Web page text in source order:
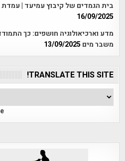
בית הגמדים של קיבוץ עמיעד |
16/09/2025
מדע וארכיאולוגיה חושפים: כך
משבר מים 13/09/2025
TRANSLATE THIS SITE!